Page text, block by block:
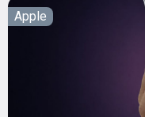
Apple